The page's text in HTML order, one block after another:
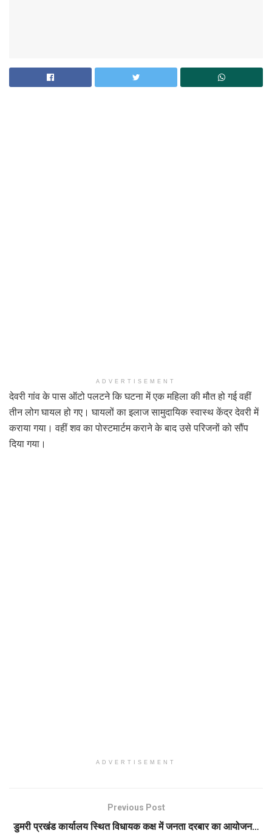
ADVERTISEMENT
देवरी गांव के पास ऑटो पलटने कि घटना में एक महिला की मौत हो गई वहीं
तीन लोग घायल हो गए। घायलों का इलाज सामुदायिक स्वास्थ केंद्र देवरी में
कराया गया। वहीं शव का पोस्टमार्टम कराने के बाद उसे परिजनों को सौंप
दिया गया।
ADVERTISEMENT
Previous Post
डुमरी प्रखंड कार्यालय स्थित विधायक कक्ष में जनता दरबार का आयोजन…